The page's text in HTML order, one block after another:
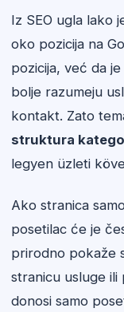
Iz SEO ugla lako
oko pozicija na
pozicija, već da
bolje razumeju
kontakt. Zato
struktura
legyen üzleti
Ako stranica
posetilac će je
prirodno pokaže
stranicu usluge ili
donosi samo